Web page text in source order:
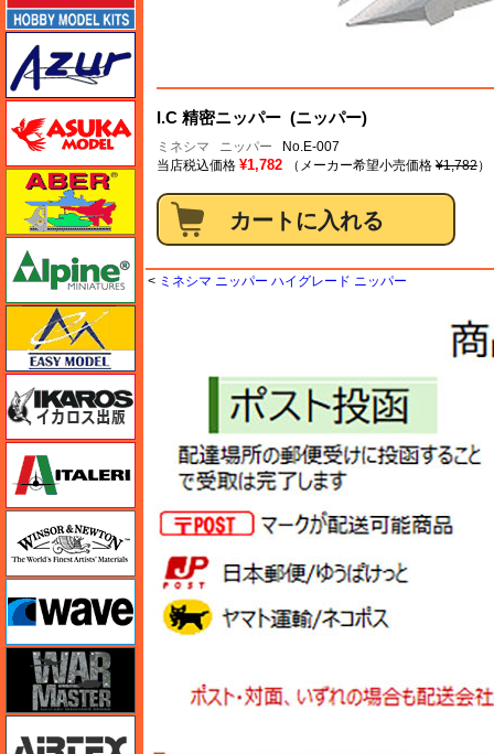
I.C 精密ニッパー (ニッパー)
ミネシマ ニッパー No.E-007
当店税込価格 ¥1,782 （メーカー希望小売価格 ¥1,782）
< ミネシマ ニッパー ハイグレード ニッパー
アスカモデル
アルパイン
イカロス出版
イタレリ
ウインザー＆ニュートン
ウェーブ